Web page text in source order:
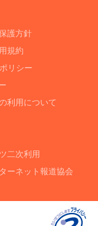
護方針
規約
リシー
利用について
二次利用
ーネット報道協会